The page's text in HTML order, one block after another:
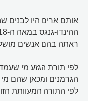
אותם ארים היו לבנים
ראתה בהם אנשים
לפי תורת הגזע מי
הגרמנים ומכאן שהם מי
לפי התורה המעוותת